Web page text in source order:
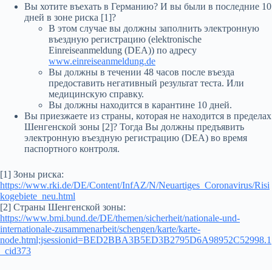
Вы хотите въехать в Германию? И вы были в последние 10
дней в зоне риска [1]?
В этом случае вы должны заполнить электронную
въездную регистрацию (elektronische
Einreiseanmeldung (DEA)) по адресу
www.einreiseanmeldung.de
Вы должны в течении 48 часов после въезда
предоставить негативный результат теста. Или
медицинскую справку.
Вы должны находится в карантине 10 дней.
Вы приезжаете из страны, которая не находится в пределах
Шенгенской зоны [2]? Тогда Вы должны предъявить
электронную въездную регистрацию (DEA) во время
паспортного контроля.
[1] Зоны риска:
https://www.rki.de/DE/Content/InfAZ/N/Neuartiges_Coronavirus/Risi
kogebiete_neu.html
[2] Страны Шенгенской зоны:
https://www.bmi.bund.de/DE/themen/sicherheit/nationale-und-
internationale-zusammenarbeit/schengen/karte/karte-
node.html;jsessionid=BED2BBA3B5ED3B2795D6A98952C52998.1
_cid373